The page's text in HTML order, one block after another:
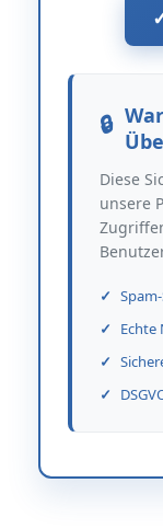
Diese
unsere
Echte